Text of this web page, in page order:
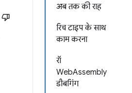
अब तक की राह
रिच टाइप के साथ
काम करना
रॉ
WebAssembly
डीबगिंग